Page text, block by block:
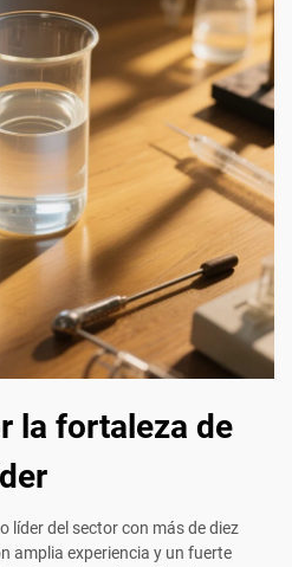
la fortaleza de
líder del sector con más de diez
amplia experiencia y un fuerte